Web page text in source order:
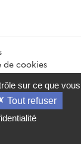
de cookies
info.gouv.fr
sur ce que vous
Tout refuser